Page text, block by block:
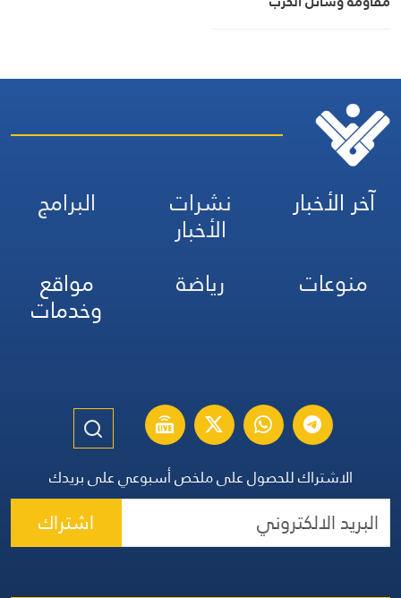
آخر الأخبار نشرات
الأخبار
البرامج
منوعات
رياضة مواقع
وخدمات
الاشتراك للحصول على ملخص أسبوعي على بريدك
اشتراك